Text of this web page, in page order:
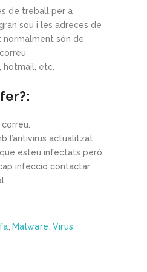
de treball per a
sou i les adreces de
són de
hotmail, etc.
l’antivirus actualitzat
esteu infectats però
infecció contactar
Malware Virus